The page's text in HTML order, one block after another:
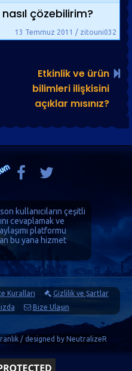
nasıl çözebilirim?
13 Temmuz 2011 / zitouni032
Etkinlik ve ürün
bilimleri ilişkisini
açıklar mısınız?
kullanıcıların çeşitli
cevaplamak ve
platformu
bu yana hizmet
Kuralları
Gizlilik ve Şartlar
Bize Ulaşın
/ designed by NeutralizeR